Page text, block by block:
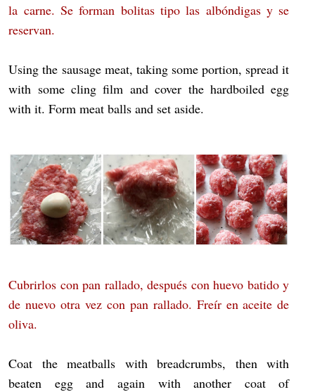
la carne. Se forman bolitas tipo las albóndigas y se
reservan.
Using the sausage meat, taking some portion, spread it
with some cling film and cover the hardboiled egg
with it. Form meat balls and set aside.
Cubrirlos con pan rallado, después con huevo batido y
de nuevo otra vez con pan rallado. Freír en aceite de
oliva.
Coat the meatballs with breadcrumbs, then with
beaten egg and again with another coat of